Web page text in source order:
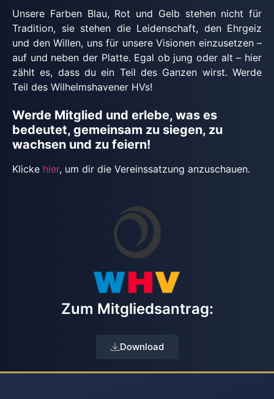
Unsere Farben Blau, Rot und Gelb stehen nicht für
Tradition, sie stehen die Leidenschaft, den Ehrgeiz
und den Willen, uns für unsere Visionen einzusetzen –
auf und neben der Platte. Egal ob jung oder alt – hier
zählt es, dass du ein Teil des Ganzen wirst. Werde
Teil des Wilhelmshavener HVs!
Werde Mitglied und erlebe, was es
bedeutet, gemeinsam zu siegen, zu
wachsen und zu feiern!
Klicke hier, um dir die Vereinssatzung anzuschauen.
Zum Mitgliedsantrag:
Download